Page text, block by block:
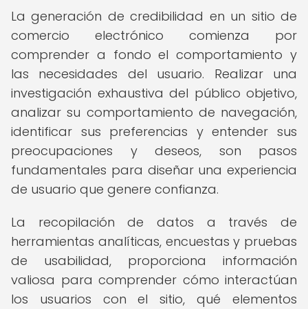
La generación de credibilidad en un sitio de
comercio electrónico comienza por
comprender a fondo el comportamiento y
las necesidades del usuario. Realizar una
investigación exhaustiva del público objetivo,
analizar su comportamiento de navegación,
identificar sus preferencias y entender sus
preocupaciones y deseos, son pasos
fundamentales para diseñar una experiencia
de usuario que genere confianza.
La recopilación de datos a través de
herramientas analíticas, encuestas y pruebas
de usabilidad, proporciona información
valiosa para comprender cómo interactúan
los usuarios con el sitio, qué elementos